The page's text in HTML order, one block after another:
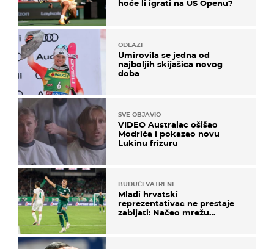
hoće li igrati na US Openu?
ODLAZI
Umirovila se jedna od
najboljih skijašica novog
doba
SVE OBJAVIO
VIDEO Australac ošišao
Modrića i pokazao novu
Lukinu frizuru
BUDUĆI VATRENI
Mladi hrvatski
reprezentativac ne prestaje
zabijati: Načeo mrežu